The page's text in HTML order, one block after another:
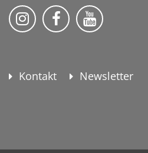
KEB Bildung Leben
KEB Bildung
KEB
Kontakt Newsletter